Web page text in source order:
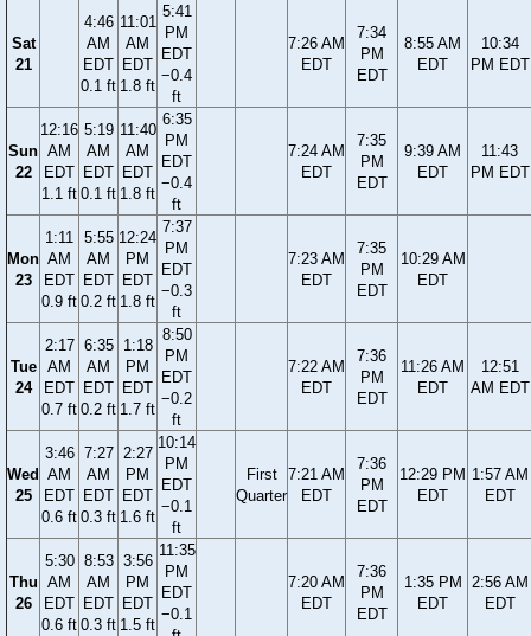
Sat
21
4:46
AM
EDT
0.1 ft
11:01
AM
EDT
1.8 ft
5:41
PM
EDT
−0.4
ft
7:26 AM
EDT
7:34
PM
EDT
8:55 AM
EDT
10:34
PM EDT
Sun
22
12:16
AM
EDT
1.1 ft
5:19
AM
EDT
0.1 ft
11:40
AM
EDT
1.8 ft
6:35
PM
EDT
−0.4
ft
7:24 AM
EDT
7:35
PM
EDT
9:39 AM
EDT
11:43
PM EDT
Mon
23
1:11
AM
EDT
0.9 ft
5:55
AM
EDT
0.2 ft
12:24
PM
EDT
1.8 ft
7:37
PM
EDT
−0.3
ft
7:23 AM
EDT
7:35
PM
EDT
10:29 AM
EDT
Tue
24
2:17
AM
EDT
0.7 ft
6:35
AM
EDT
0.2 ft
1:18
PM
EDT
1.7 ft
8:50
PM
EDT
−0.2
ft
7:22 AM
EDT
7:36
PM
EDT
11:26 AM
EDT
12:51
AM EDT
Wed
25
3:46
AM
EDT
0.6 ft
7:27
AM
EDT
0.3 ft
2:27
PM
EDT
1.6 ft
10:14
PM
EDT
−0.1
ft
First
Quarter
7:21 AM
EDT
7:36
PM
EDT
12:29 PM
EDT
1:57 AM
EDT
Thu
26
5:30
AM
EDT
0.6 ft
8:53
AM
EDT
0.3 ft
3:56
PM
EDT
1.5 ft
11:35
PM
EDT
−0.1
7:20 AM
EDT
7:36
PM
EDT
1:35 PM
EDT
2:56 AM
EDT